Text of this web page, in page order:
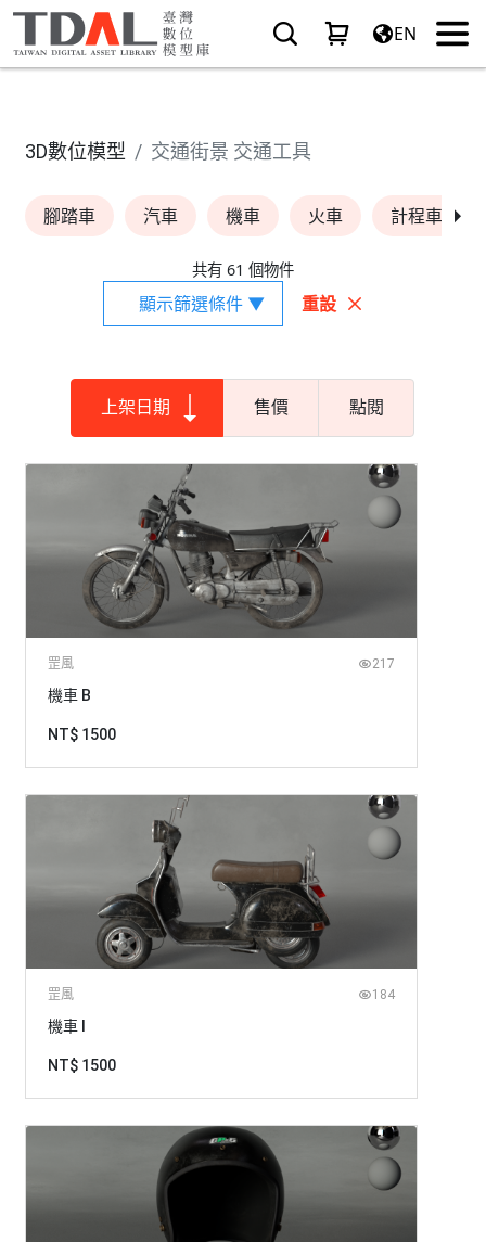
EN
3D數位模型 交通街景 交通工具
腳踏車 汽車 機車 火車 計程車
共有 61 個物件
顯示篩選條件 ▼ 重設
上架日期 售價 點閱
罡風 217
機車 B
NT$ 1500
罡風 184
機車 I
NT$ 1500